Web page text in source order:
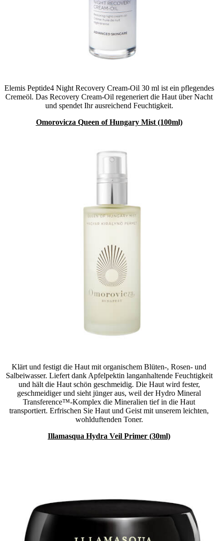
Elemis Peptide4 Night Recovery Cream-Oil 30 ml ist ein pflegendes
Cremeöl. Das Recovery Cream-Oil regeneriert die Haut über Nacht
und spendet Ihr ausreichend Feuchtigkeit.
Omorovicza Queen of Hungary Mist (100ml)
Klärt und festigt die Haut mit organischem Blüten-, Rosen- und
Salbeiwasser. Liefert dank Apfelpektin langanhaltende Feuchtigkeit
und hält die Haut schön geschmeidig. Die Haut wird fester,
geschmeidiger und sieht jünger aus, weil der Hydro Mineral
Transference™-Komplex die Mineralien tief in die Haut
transportiert. Erfrischen Sie Haut und Geist mit unserem leichten,
wohlduftenden Toner.
Illamasqua Hydra Veil Primer (30ml)